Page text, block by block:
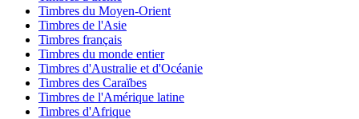
Timbres du Moyen-Orient
Timbres de l'Asie
Timbres français
Timbres du monde entier
Timbres d'Australie et d'Océanie
Timbres des Caraïbes
Timbres de l'Amérique latine
Timbres d'Afrique